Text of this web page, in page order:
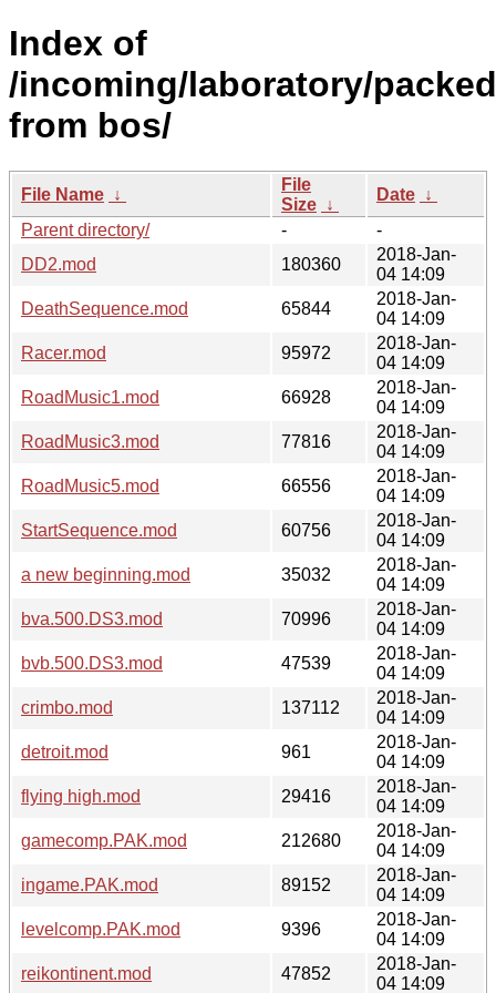
Index of
/incoming/laboratory/packed
from bos/
File Name ↓
File
Size ↓
Date ↓
Parent directory/
-
-
DD2.mod
180360
2018-Jan-
04 14:09
DeathSequence.mod
65844
2018-Jan-
04 14:09
Racer.mod
95972
2018-Jan-
04 14:09
RoadMusic1.mod
66928
2018-Jan-
04 14:09
RoadMusic3.mod
77816
2018-Jan-
04 14:09
RoadMusic5.mod
66556
2018-Jan-
04 14:09
StartSequence.mod
60756
2018-Jan-
04 14:09
a new beginning.mod
35032
2018-Jan-
04 14:09
bva.500.DS3.mod
70996
2018-Jan-
04 14:09
bvb.500.DS3.mod
47539
2018-Jan-
04 14:09
crimbo.mod
137112
2018-Jan-
04 14:09
detroit.mod
961
2018-Jan-
04 14:09
flying high.mod
29416
2018-Jan-
04 14:09
gamecomp.PAK.mod
212680
2018-Jan-
04 14:09
ingame.PAK.mod
89152
2018-Jan-
04 14:09
levelcomp.PAK.mod
9396
2018-Jan-
04 14:09
reikontinent.mod
47852
2018-Jan-
04 14:09